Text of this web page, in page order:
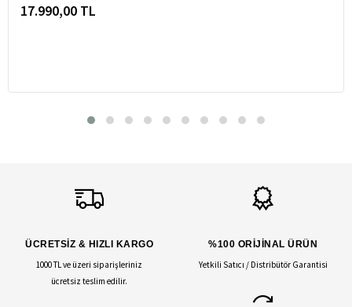
17.990,00 TL
ÜCRETSİZ & HIZLI KARGO
1000 TL ve üzeri siparişleriniz
ücretsiz teslim edilir.
%100 ORİJİNAL ÜRÜN
Yetkili Satıcı / Distribütör Garantisi